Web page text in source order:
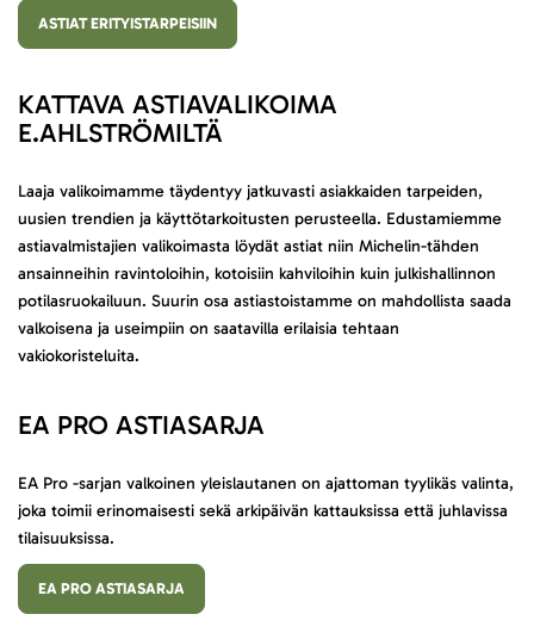
ASTIAT ERITYISTARPEISIIN
KATTAVA ASTIAVALIKOIMA
E.AHLSTRÖMILTÄ
Laaja valikoimamme täydentyy jatkuvasti asiakkaiden tarpeiden,
uusien trendien ja käyttötarkoitusten perusteella. Edustamiemme
astiavalmistajien valikoimasta löydät astiat niin Michelin-tähden
ansainneihin ravintoloihin, kotoisiin kahviloihin kuin julkishallinnon
potilasruokailuun. Suurin osa astiastoistamme on mahdollista saada
valkoisena ja useimpiin on saatavilla erilaisia tehtaan
vakiokoristeluita.
EA PRO ASTIASARJA
EA Pro -sarjan valkoinen yleislautanen on ajattoman tyylikäs valinta,
joka toimii erinomaisesti sekä arkipäivän kattauksissa että juhlavissa
tilaisuuksissa.
EA PRO ASTIASARJA